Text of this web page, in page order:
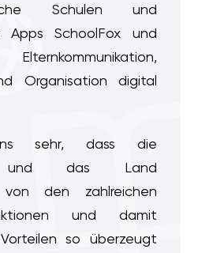
Schulen und
Apps SchoolFox und
Organisation digital
sehr, dass die
und das Land
von den zahlreichen
und damit
so überzeugt